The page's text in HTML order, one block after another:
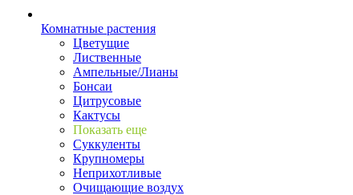
Комнатные растения
Цветущие
Лиственные
Ампельные/Лианы
Бонсаи
Цитрусовые
Кактусы
Показать еще
Суккуленты
Крупномеры
Неприхотливые
Очищающие воздух